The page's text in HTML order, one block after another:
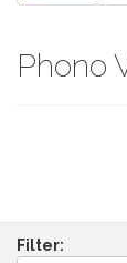
Phono
Filter: